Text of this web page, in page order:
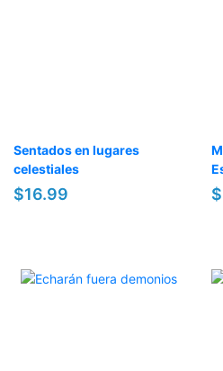
Sentados en lugares
celestiales
$16.99